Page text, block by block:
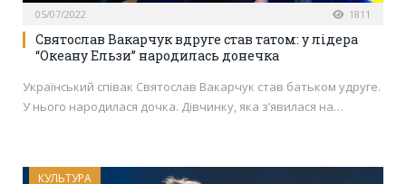
05/07/2022 1811
Святослав Вакарчук вдруге став татом: у лідера
“Океану Ельзи” народилась донечка
Український співак Святослав Вакарчук став батьком удруге.
У нього народилася дочка. Дівчинку, яка з’явилася на…
КУЛЬТУРА